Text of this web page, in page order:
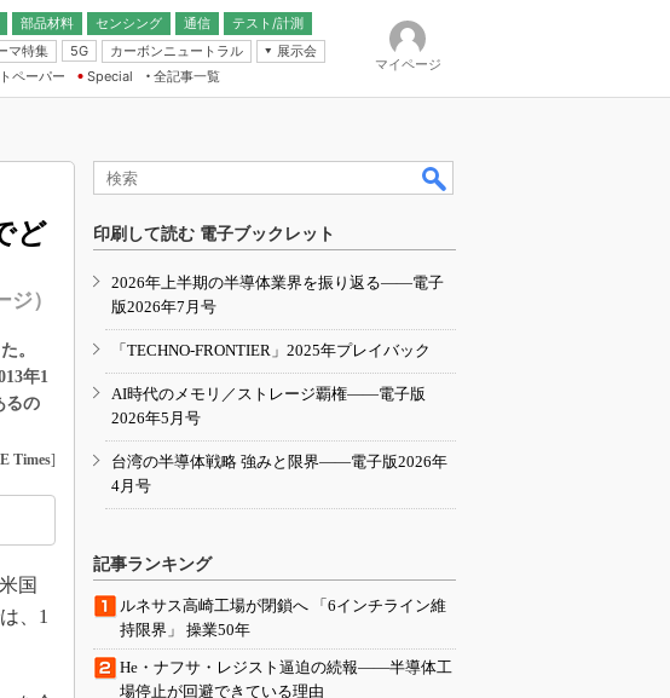
部品材料 センシング
通信
テスト/計測
マ特集
5G カーボンニュートラル
展示会
IoT・エッジコンピューティング
EXPO
TECHNO-FRONTIER
人とくるま展
ペーパー
Special
全記事一覧
マイページ
ど
ジ）
。
年1
るの
Times]
国
、1
印刷して読む 電子ブックレット
2026年上半期の半導体業界を振り返る――電子
版2026年7月号
「TECHNO-FRONTIER」2025年プレイバック
AI時代のメモリ／ストレージ覇権――電子版
2026年5月号
台湾の半導体戦略 強みと限界――電子版2026年
4月号
記事ランキング
ルネサス高崎工場が閉鎖へ 「6インチライン維
持限界」 操業50年
He・ナフサ・レジスト逼迫の続報――半導体工
場停止が回避できている理由